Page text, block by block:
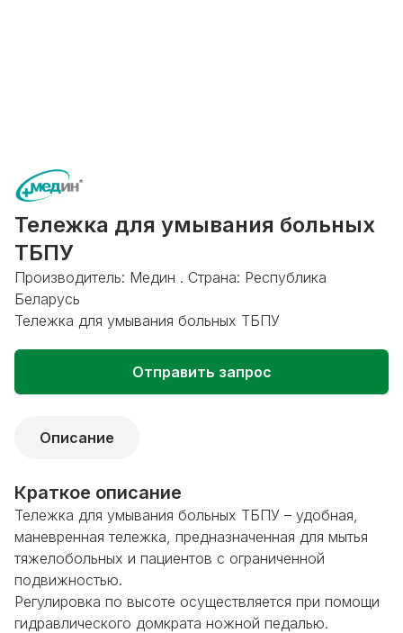
Тележка для умывания больных
ТБПУ
Производитель: Медин . Страна: Республика
Беларусь
Тележка для умывания больных ТБПУ
Отправить запрос
Описание
Краткое описание
Тележка для умывания больных ТБПУ – удобная,
маневренная тележка, предназначенная для мытья
тяжелобольных и пациентов с ограниченной
подвижностью.
Регулировка по высоте осуществляется при помощи
гидравлического домкрата ножной педалью.